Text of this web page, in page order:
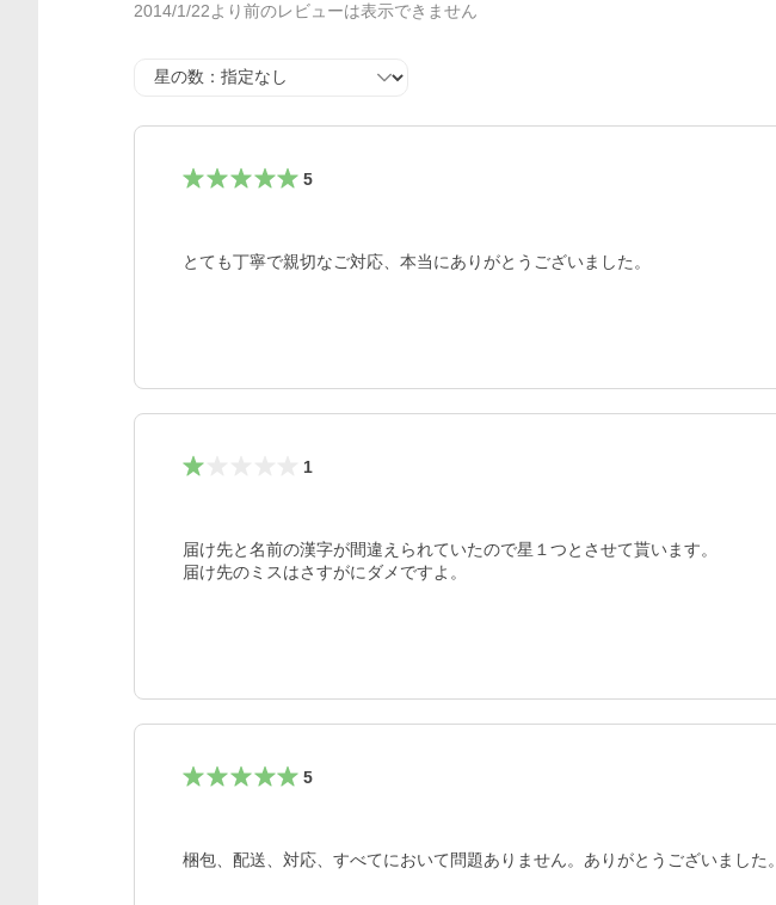
2014/1/22より前のレビューは表示できません
星の数
5
とても丁寧で親切なご対応、本当にありがとうございました。
1
届け先と名前の漢字が間違えられていたので星１つとさせて貰います。
届け先のミスはさすがにダメですよ。
5
梱包、配送、対応、すべてにおいて問題ありません。ありがとうございました。